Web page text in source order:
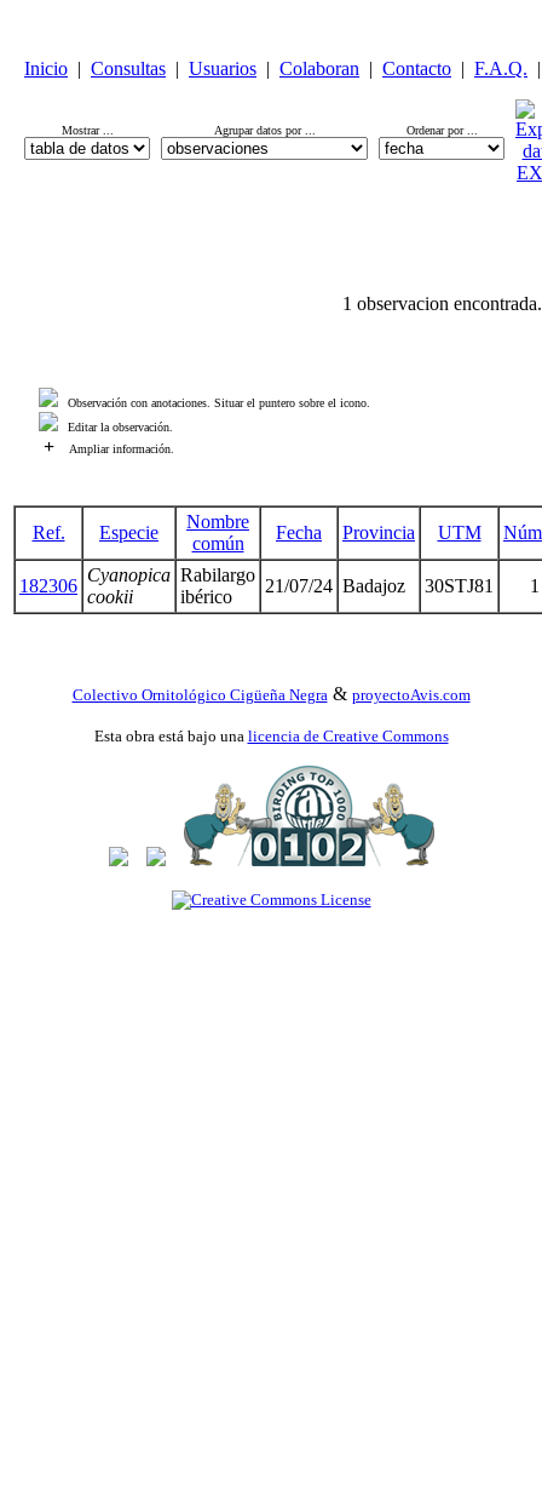
Inicio | Consultas | Usuarios | Colaboran | Contacto | F.A.Q. |
Mostrar ... Agrupar datos por ... Ordenar por ...
1 observacion encontrada.
Observación con anotaciones. Situar el puntero sobre el icono.
Editar la observación.
+ Ampliar información.
Ref. Especie
Nombre
común
Fecha Provincia UTM
182306
Cyanopica
cookii
Rabilargo
ibérico
21/07/24 Badajoz 30STJ81 1
Colectivo Ornitológico Cigüeña Negra & proyectoAvis.com
Esta obra está bajo una licencia de Creative Commons